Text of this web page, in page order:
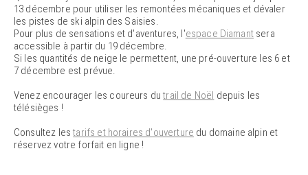
13 décembre pour utiliser les remontées mécaniques et dévaler
les pistes de ski alpin des Saisies.
Pour plus de sensations et d'aventures, l'espace Diamantsera
accessible à partir du 19 décembre.
Si les quantités de neige le permettent, une pré-ouverture les 6 et
7 décembre est prévue.
Venez encourager les coureurs dutrail de Noël depuis les
télésièges !
Consultez lestarifs et horaires d'ouverture du domaine alpin et
réservez votre forfait en ligne !